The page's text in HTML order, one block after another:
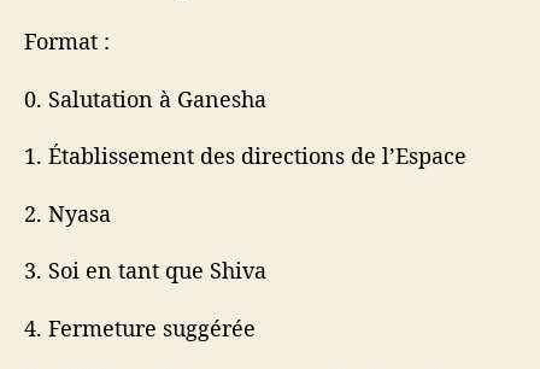
Format :
0. Salutation à Ganesha
1. Établissement des directions de l’Espace
2. Nyasa
3. Soi en tant que Shiva
4. Fermeture suggérée